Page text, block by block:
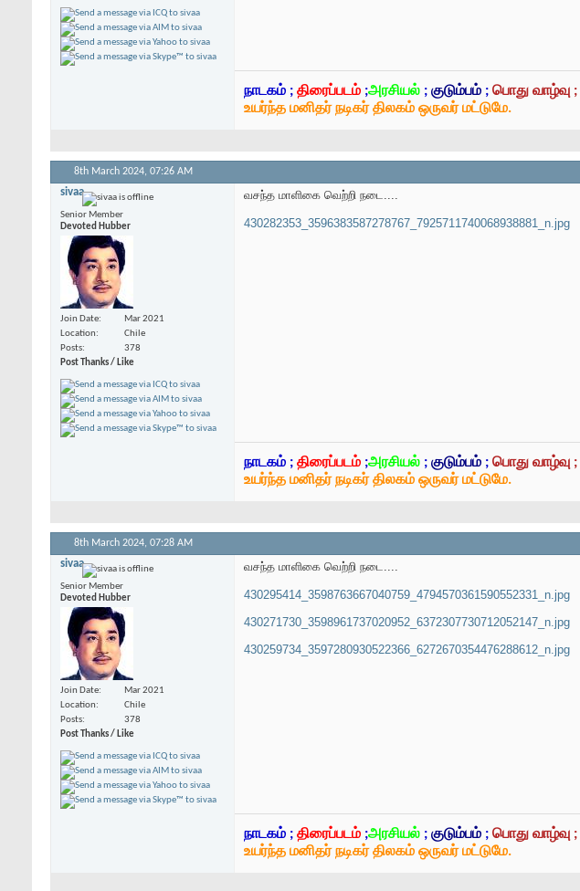
நாடகம் ; திரைப்படம் ;அரசியல் ; குடும்பம் ; பொது வாழ்வு ;
உயர்ந்த மனிதர் நடிகர் திலகம் ஒருவர் மட்டுமே.
8th March 2024, 07:26 AM
sivaa
Senior Member
Devoted Hubber
Join Date
Mar 2021
Location
Chile
Posts
378
Post Thanks / Like
வசந்த மாளிகை வெற்றி நடை....
430282353_3596383587278767_7925711740068938881_n.jpg
நாடகம் ; திரைப்படம் ;அரசியல் ; குடும்பம் ; பொது வாழ்வு ;
உயர்ந்த மனிதர் நடிகர் திலகம் ஒருவர் மட்டுமே.
8th March 2024, 07:28 AM
sivaa
Senior Member
Devoted Hubber
Join Date
Mar 2021
Location
Chile
Posts
378
Post Thanks / Like
வசந்த மாளிகை வெற்றி நடை....
430295414_3598763667040759_4794570361590552331_n.jpg
430271730_3598961737020952_6372307730712052147_n.jpg
430259734_3597280930522366_6272670354476288612_n.jpg
நாடகம் ; திரைப்படம் ;அரசியல் ; குடும்பம் ; பொது வாழ்வு ;
உயர்ந்த மனிதர் நடிகர் திலகம் ஒருவர் மட்டுமே.